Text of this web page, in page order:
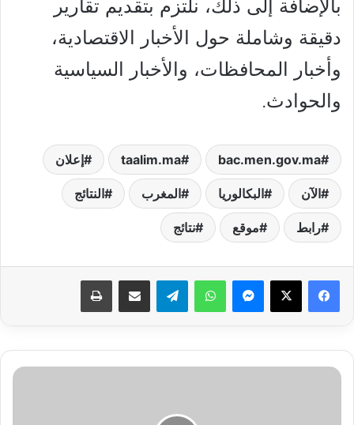
بالإضافة إلى ذلك، نلتزم بتقديم تقارير
دقيقة وشاملة حول الأخبار الاقتصادية،
وأخبار المحافظات، والأخبار السياسية
والحوادث.
bac.men.gov.ma
taalim.ma إعلان
الآن البكالوريا المغرب النتائج
رابط موقع نتائج
فيسبوك ‫X ماسنجر واتساب تيلقرام مشاركة عبر البريد طباعة
البيام